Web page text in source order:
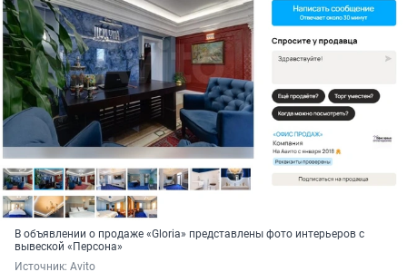
В объявлении о продаже «Gloria» представлены фото интерьеров с
вывеской «Персона»
Источник: Avito